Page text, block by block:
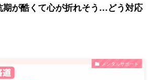
期が酷くて心が折れそう…どう対応
メンタルサポート